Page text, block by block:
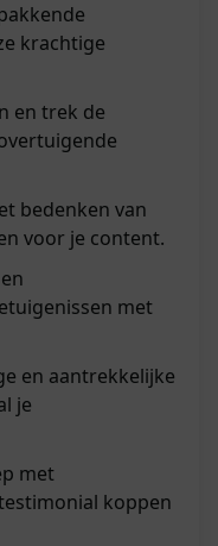
krachtige
en trek de
bedenken van
voor je content.
met
en aantrekkelijke
je
met
koppen